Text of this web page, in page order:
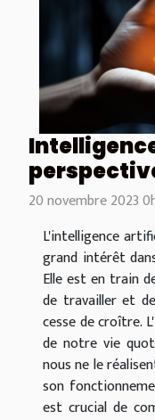
20 novembre 2023
L'intelligence
grand intérêt
Elle est en train
de travailler et
cesse de croître.
de notre vie
nous ne le
son
est crucial de